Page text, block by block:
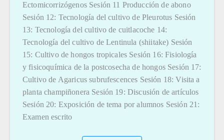
Ectomicorrizógenos Sesión 11 Producción de abono
Sesión 12: Tecnología del cultivo de Pleurotus Sesión
13: Tecnología del cultivo de cuitlacoche 14:
Tecnología del cultivo de Lentinula (shiitake) Sesión
15: Cultivo de hongos tropicales Sesión 16: Fisiología
y fisicoquímica de la postcosecha de hongos Sesión 17:
Cultivo de Agaricus subrufescences Sesión 18: Visita a
planta champiñonera Sesión 19: Discusión de artículos
Sesión 20: Exposición de tema por alumnos Sesión 21:
Examen escrito